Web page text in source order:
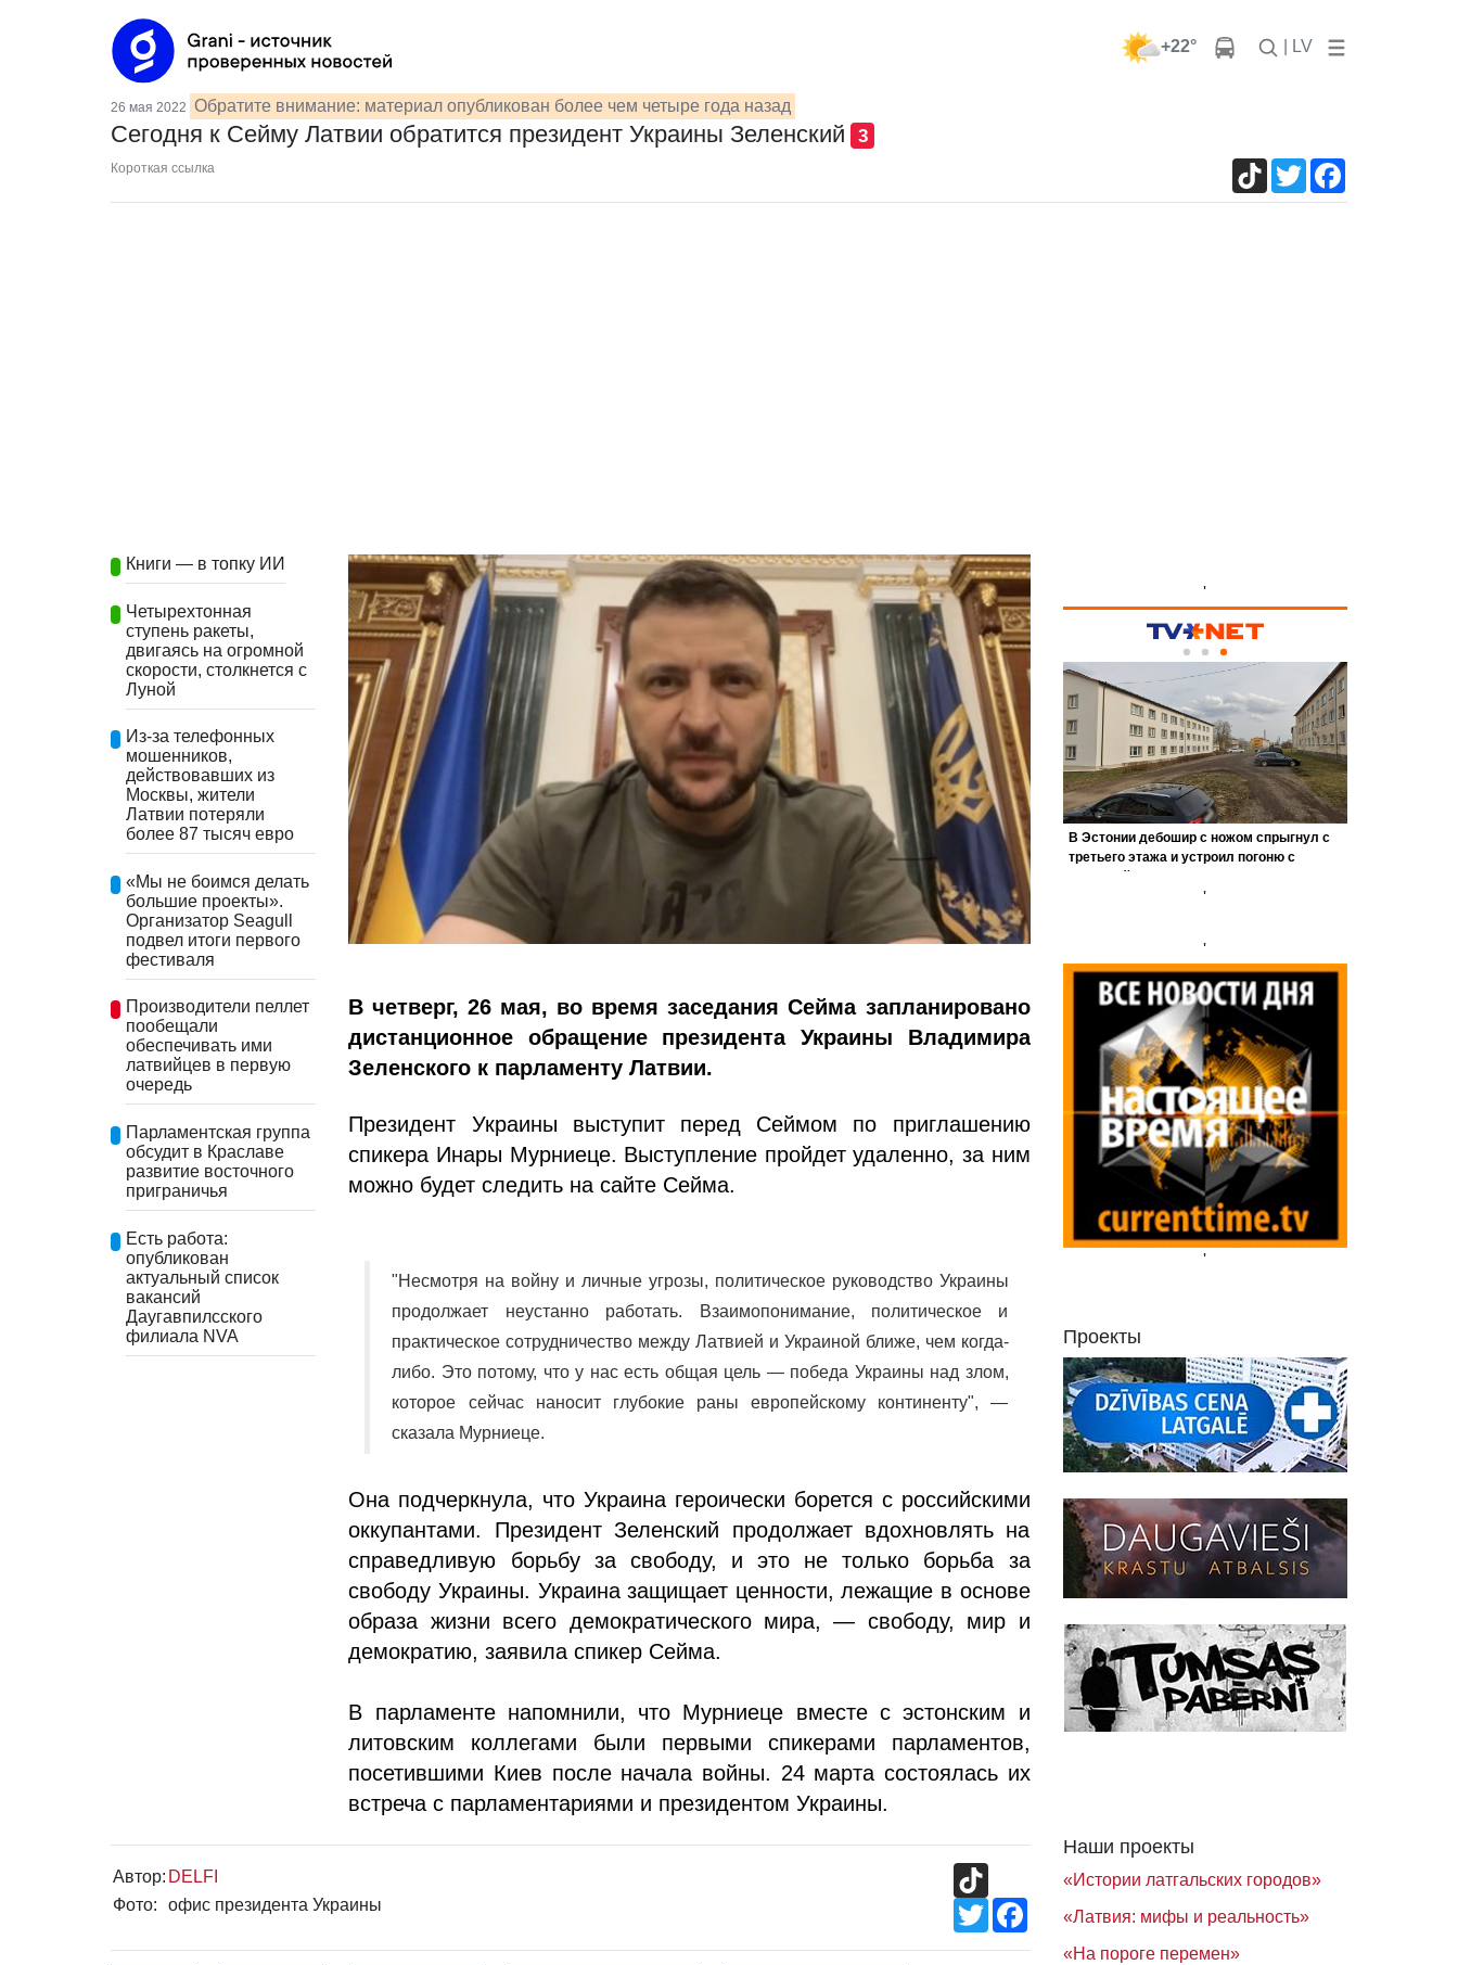
+22° | LV
26 мая 2022 Обратите внимание: материал опубликован более чем четыре года назад
Сегодня к Сейму Латвии обратится президент Украины Зеленский 3
Короткая ссылка TikTokTwitter
Книги — в топку ИИ
Четырехтонная
ступень ракеты,
двигаясь на огромной
скорости, столкнется с
Луной
Из-за телефонных
мошенников,
действовавших из
Москвы, жители
Латвии потеряли
более 87 тысяч евро
«Мы не боимся делать
большие проекты».
Организатор Seagull
подвел итоги первого
фестиваля
Производители пеллет
пообещали
обеспечивать ими
латвийцев в первую
очередь
Парламентская группа
обсудит в Краславе
развитие восточного
приграничья
Есть работа:
опубликован
актуальный список
вакансий
Даугавпилсского
филиала NVA
В четверг, 26 мая, во время заседания Сейма запланировано
дистанционное обращение президента Украины Владимира
Зеленского к парламенту Латвии.
Президент Украины выступит перед Сеймом по приглашению
спикера Инары Мурниеце. Выступление пройдет удаленно, за ним
можно будет следить на сайте Сейма.
"Несмотря на войну и личные угрозы, политическое руководство Украины
продолжает неустанно работать. Взаимопонимание, политическое и
практическое сотрудничество между Латвией и Украиной ближе, чем когда-
либо. Это потому, что у нас есть общая цель — победа Украины над злом,
которое сейчас наносит глубокие раны европейскому континенту", —
сказала Мурниеце.
Она подчеркнула, что Украина героически борется с российскими
оккупантами. Президент Зеленский продолжает вдохновлять на
справедливую борьбу за свободу, и это не только борьба за
свободу Украины. Украина защищает ценности, лежащие в основе
образа жизни всего демократического мира, — свободу, мир и
демократию, заявила спикер Сейма.
В парламенте напомнили, что Мурниеце вместе с эстонским и
литовским коллегами были первыми спикерами парламентов,
посетившими Киев после начала войны. 24 марта состоялась их
встреча с парламентариями и президентом Украины.
Автор: DELFI
Фото:
офис президента Украины
TikTok
TwitterFacebook
'
'
'
'
Проекты
Наши проекты
«Истории латгальских городов»
«Латвия: мифы и реальность»
«На пороге перемен»